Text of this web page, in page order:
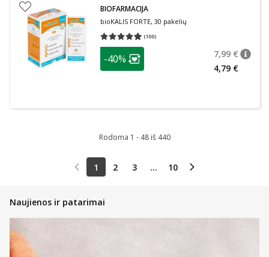
BIOFARMACIJA
bioKALIS FORTE, 30 pakelių
(100)
Vidutinis įvertinimas 4.96
patarimas
Lojalumo klubo narių nuolaida
-40% 7,99 €
4,79 €
Rodoma 1 - 48 iš 440
1 2 3 ... 10
Naujienos ir patarimai